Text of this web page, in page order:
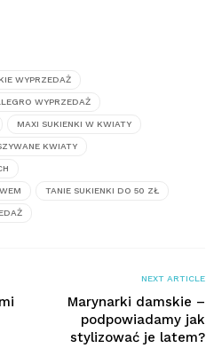
WYPRZEDAŻ
WYPRZEDAŻ
MAXI SUKIENKI W KWIATY
KWIATY
TANIE SUKIENKI DO 50 ZŁ
NEXT ARTICLE
Marynarki damskie –
podpowiadamy jak
stylizować je latem?